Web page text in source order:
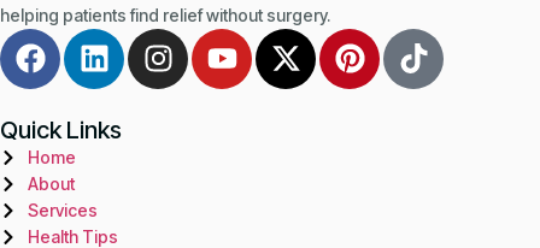
helping patients find relief without surgery.
Quick Links
Home
About
Services
Health Tips